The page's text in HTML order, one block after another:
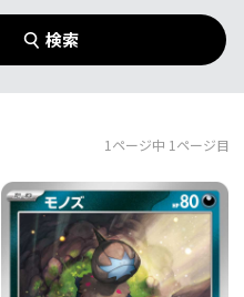
0件選択中
件選択中
検索
1 ページ中 1 ページ目